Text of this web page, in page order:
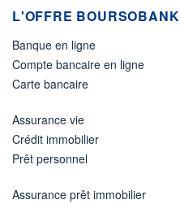
L'OFFRE BOURSOBANK
Banque en ligne
Compte bancaire en ligne
Carte bancaire
Assurance vie
Crédit immobilier
Prêt personnel
Assurance prêt immobilier